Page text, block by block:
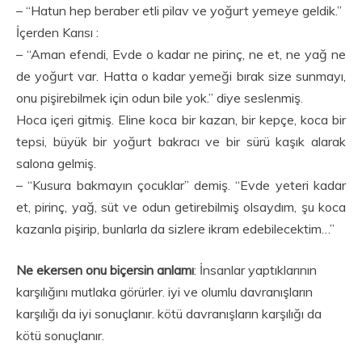
– “Hatun hep beraber etli pilav ve yoğurt yemeye geldik.”
İçerden Karısı :
– “Aman efendi, Evde o kadar ne pirinç, ne et, ne yağ ne
de yoğurt var. Hatta o kadar yemeği bırak size sunmayı,
onu pişirebilmek için odun bile yok.” diye seslenmiş.
Hoca içeri gitmiş. Eline koca bir kazan, bir kepçe, koca bir
tepsi, büyük bir yoğurt bakracı ve bir sürü kaşık alarak
salona gelmiş.
– “Kusura bakmayın çocuklar” demiş. “Evde yeteri kadar
et, pirinç, yağ, süt ve odun getirebilmiş olsaydım, şu koca
kazanla pişirip, bunlarla da sizlere ikram edebilecektim…”
Ne ekersen onu biçersin anlamı: İnsanlar yaptıklarının
karşılığını mutlaka görürler. iyi ve olumlu davranışların
karşılığı da iyi sonuçlanır. kötü davranışların karşılığı da
kötü sonuçlanır.